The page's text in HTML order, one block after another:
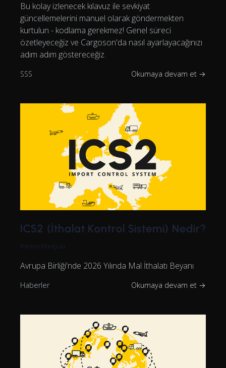
Bu kolay izlenecek kılavuz ile sevkiyat
güncellemelerini manuel olarak göndermekten
kurtulun - kodlama gerekmez! Genel süreci
özetleyeceğiz ve Cargoson'da nasıl ayarlayacağınızı
adım adım göstereceğiz.
SSS Okumaya devam et →
ICS2 (İthalat Kontrol Sistemi) Nedir?
Ranno Maripuu
Avrupa Birliği'nde 2026 Yılında Mal İthalatı Beyanı
Haberler Okumaya devam et →